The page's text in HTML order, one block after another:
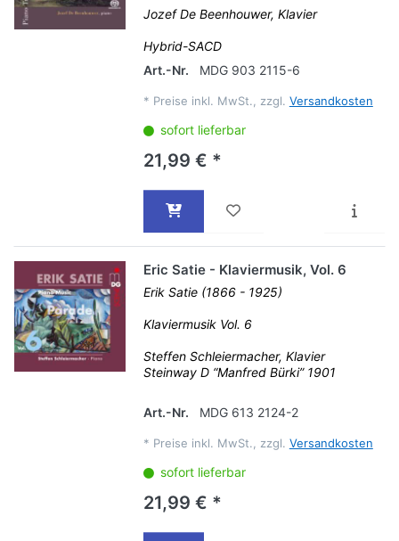
Jozef De Beenhouwer, Klavier
Hybrid-SACD
Art.-Nr.
MDG 903 2115-6
* Preise inkl. MwSt., zzgl. Versandkosten
sofort lieferbar
21,99 € *
Eric Satie - Klaviermusik, Vol. 6
Erik Satie (1866 - 1925)
Klaviermusik Vol. 6
Steffen Schleiermacher, Klavier
Steinway D “Manfred Bürki” 1901
Art.-Nr. MDG 613 2124-2
* Preise inkl. MwSt., zzgl. Versandkosten
sofort lieferbar
21,99 € *